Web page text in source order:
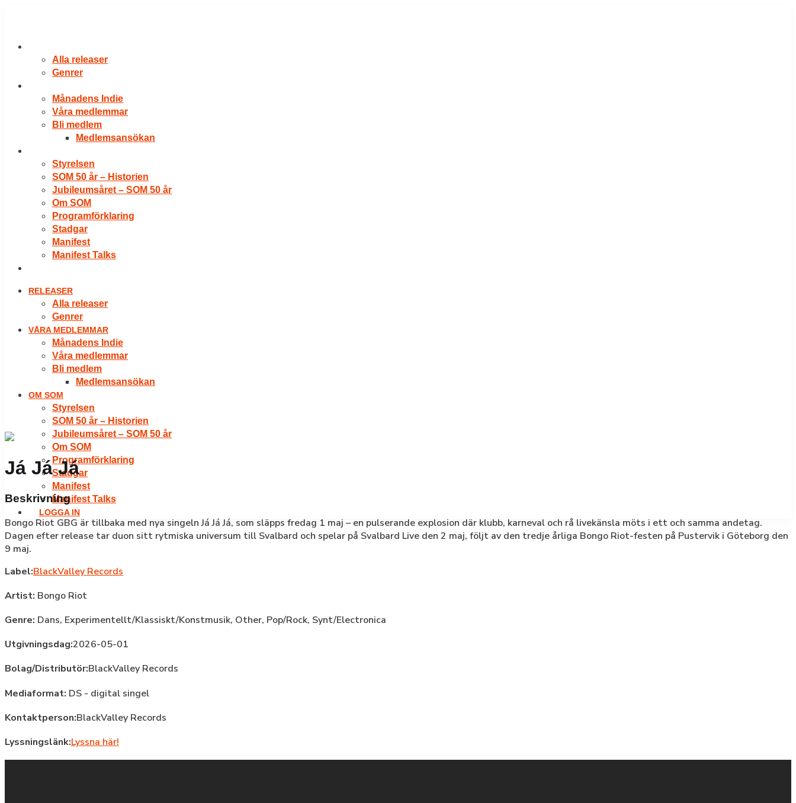
Alla releaser
Genrer
Månadens Indie
Våra medlemmar
Bli medlem
Medlemsansökan
Styrelsen
SOM 50 år – Historien
Jubileumsåret – SOM 50 år
Om SOM
Programförklaring
Stadgar
Manifest
Manifest Talks
RELEASER
Alla releaser
Genrer
VÅRA MEDLEMMAR
Månadens Indie
Våra medlemmar
Bli medlem
Medlemsansökan
OM SOM
Styrelsen
SOM 50 år – Historien
Jubileumsåret – SOM 50 år
Om SOM
Programförklaring
Stadgar
Manifest
Manifest Talks
LOGGA IN
Já Já Já
Beskrivning
Bongo Riot GBG är tillbaka med nya singeln Já Já Já, som släpps fredag 1 maj – en pulserande explosion där klubb, karneval och rå livekänsla möts i ett och samma andetag.
Dagen efter release tar duon sitt rytmiska universum till Svalbard och spelar på Svalbard Live den 2 maj, följt av den tredje årliga Bongo Riot-festen på Pustervik i Göteborg den
9 maj.
Label:BlackValley Records
Artist: Bongo Riot
Genre: Dans, Experimentellt/Klassiskt/Konstmusik, Other, Pop/Rock, Synt/Electronica
Utgivningsdag:2026-05-01
Bolag/Distributör:BlackValley Records
Mediaformat: DS - digital singel
Kontaktperson:BlackValley Records
Lyssningslänk:Lyssna här!